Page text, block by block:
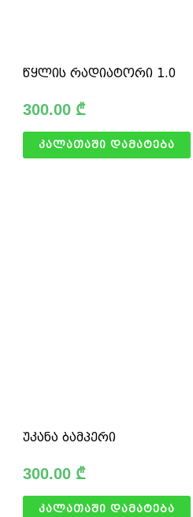
წყლის რადიატორი 1.0
300.00 ₾
კალათაში დამატება
უკანა ბამპერი
300.00 ₾
კალათაში დამატება